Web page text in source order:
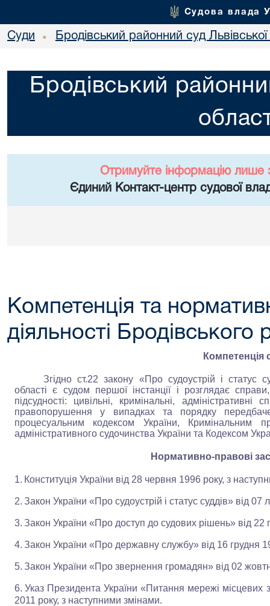
Судова влада
Суди • Бродівський районний суд Львівської
Бродівський
Отримуйте інформацію лише
Єдиний Контакт-центр судової
Компетенція та
діяльності Бродівського
Компетенція
Згідно ст.22 закону «Про судоустрій і статус
області є судом першої інстанції і розглядає
підсудності: цивільні, кримінальні,
правопорушення у випадках та порядку
процесуальним кодексом України, Кримінальним
адміністративного судочинства України та Кодексом
Нормативно-правові
1. Конституція України від 28 червня 1996 року, з
2. Закон України «Про судоустрій і статус суддів» від
3. Закон України «Про доступ до судових рішень» від 22
4. Закон України «Про державну службу» від 16 грудня
5. Закон України «Про звернення громадян» від 02
6. Указ Президента України «Питання мережі місцевих
2011 року, з наступними змінами.